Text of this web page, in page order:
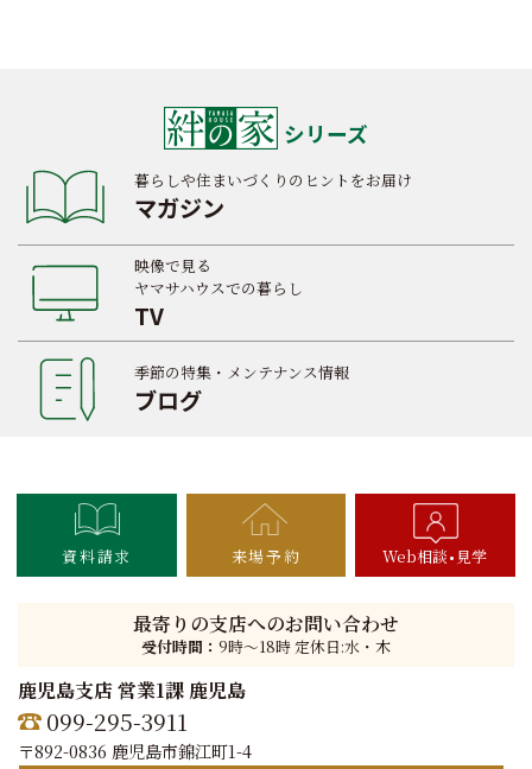
シリーズ
暮らしや住まいづくりのヒントをお届け
マガジン
映像で見る
ヤマサハウスでの暮らし
TV
季節の特集・メンテナンス情報
ブログ
資料請求 来場予約 Web相談 見学
最寄りの支店へのお問い合わせ
受付時間： 9時〜18時 定休日:水・木
鹿児島支店 営業1課 鹿児島
099-295-3911
〒892-0836 鹿児島市錦江町1-4